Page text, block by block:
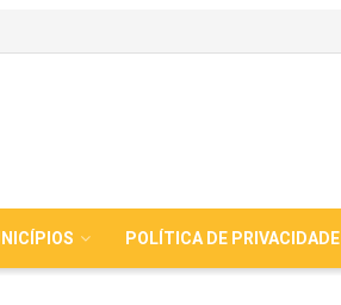
POLÍTICA DE PRIVACIDADE